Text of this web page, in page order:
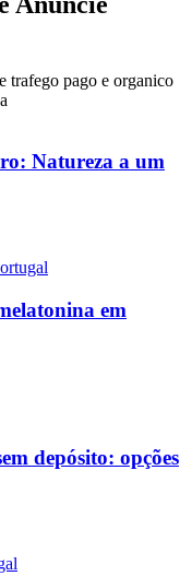
trafego pago e organico
Natureza a um
em
depósito: opções